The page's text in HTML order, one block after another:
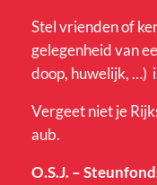
Stel vrienden of
gelegenheid van
doop, huwelijk, …)
Vergeet niet je
aub.
O.S.J. –